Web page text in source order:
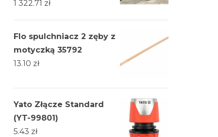
1 322.71 zł
Flo spulchniacz 2 zęby z
motyczką 35792
13.10 zł
Yato Złącze Standard
(YT-99801)
5.43 zł